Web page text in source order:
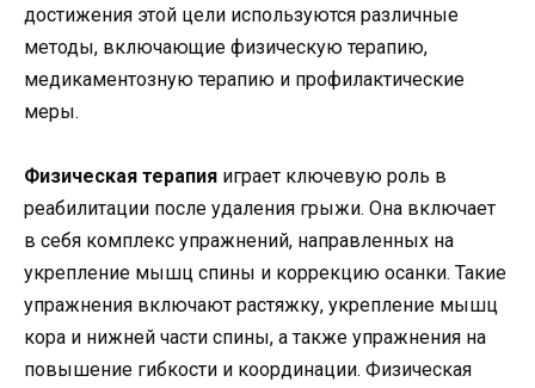
достижения этой цели используются различные
методы, включающие физическую терапию,
медикаментозную терапию и профилактические
меры.
Физическая терапия играет ключевую роль в
реабилитации после удаления грыжи. Она включает
в себя комплекс упражнений, направленных на
укрепление мышц спины и коррекцию осанки. Такие
упражнения включают растяжку, укрепление мышц
кора и нижней части спины, а также упражнения на
повышение гибкости и координации. Физическая